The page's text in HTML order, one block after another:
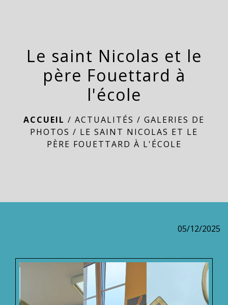
Le saint Nicolas et le
père Fouettard à
l'école
ACCUEIL / ACTUALITÉS / GALERIES DE
PHOTOS / LE SAINT NICOLAS ET LE
PÈRE FOUETTARD À L'ÉCOLE
05/12/2025